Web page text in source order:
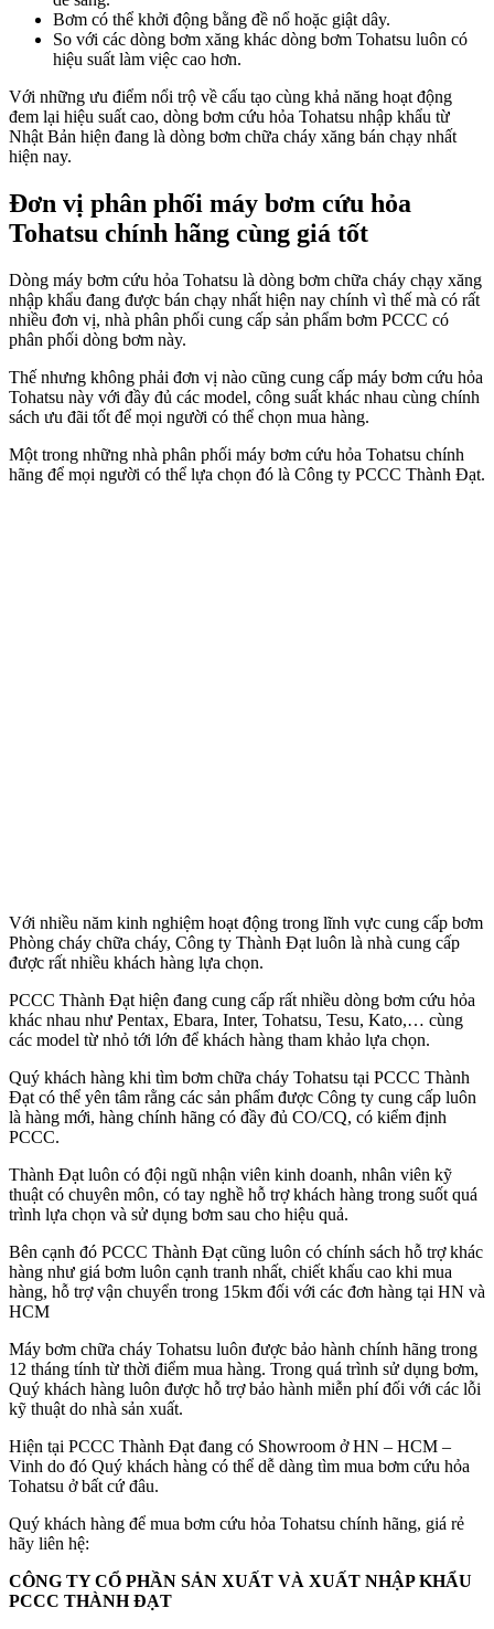
Bơm có thể khởi động bằng đề nổ hoặc giật dây.
So với các dòng bơm xăng khác dòng bơm Tohatsu luôn có
hiệu suất làm việc cao hơn.
Với những ưu điểm nổi trộ về cấu tạo cùng khả năng hoạt động
đem lại hiệu suất cao, dòng bơm cứu hỏa Tohatsu nhập khẩu từ
Nhật Bản hiện đang là dòng bơm chữa cháy xăng bán chạy nhất
hiện nay.
Đơn vị phân phối máy bơm cứu hỏa
Tohatsu chính hãng cùng giá tốt
Dòng máy bơm cứu hỏa Tohatsu là dòng bơm chữa cháy chạy xăng
nhập khẩu đang được bán chạy nhất hiện nay chính vì thế mà có rất
nhiều đơn vị, nhà phân phối cung cấp sản phẩm bơm PCCC có
phân phối dòng bơm này.
Thế nhưng không phải đơn vị nào cũng cung cấp máy bơm cứu hỏa
Tohatsu này với đầy đủ các model, công suất khác nhau cùng chính
sách ưu đãi tốt để mọi người có thể chọn mua hàng.
Một trong những nhà phân phối máy bơm cứu hỏa Tohatsu chính
hãng để mọi người có thể lựa chọn đó là Công ty PCCC Thành Đạt.
Với nhiều năm kinh nghiệm hoạt động trong lĩnh vực cung cấp bơm
Phòng cháy chữa cháy, Công ty Thành Đạt luôn là nhà cung cấp
được rất nhiều khách hàng lựa chọn.
PCCC Thành Đạt hiện đang cung cấp rất nhiều dòng bơm cứu hỏa
khác nhau như Pentax, Ebara, Inter, Tohatsu, Tesu, Kato,… cùng
các model từ nhỏ tới lớn để khách hàng tham khảo lựa chọn.
Quý khách hàng khi tìm bơm chữa cháy Tohatsu tại PCCC Thành
Đạt có thể yên tâm rằng các sản phẩm được Công ty cung cấp luôn
là hàng mới, hàng chính hãng có đầy đủ CO/CQ, có kiểm định
PCCC.
Thành Đạt luôn có đội ngũ nhận viên kinh doanh, nhân viên kỹ
thuật có chuyên môn, có tay nghề hỗ trợ khách hàng trong suốt quá
trình lựa chọn và sử dụng bơm sau cho hiệu quả.
Bên cạnh đó PCCC Thành Đạt cũng luôn có chính sách hỗ trợ khác
hàng như giá bơm luôn cạnh tranh nhất, chiết khấu cao khi mua
hàng, hỗ trợ vận chuyển trong 15km đối với các đơn hàng tại HN và
HCM
Máy bơm chữa cháy Tohatsu luôn được bảo hành chính hãng trong
12 tháng tính từ thời điểm mua hàng. Trong quá trình sử dụng bơm,
Quý khách hàng luôn được hỗ trợ bảo hành miễn phí đối với các lỗi
kỹ thuật do nhà sản xuất.
Hiện tại PCCC Thành Đạt đang có Showroom ở HN – HCM –
Vinh do đó Quý khách hàng có thể dễ dàng tìm mua bơm cứu hỏa
Tohatsu ở bất cứ đâu.
Quý khách hàng để mua bơm cứu hỏa Tohatsu chính hãng, giá rẻ
hãy liên hệ:
CÔNG TY CỔ PHẦN SẢN XUẤT VÀ XUẤT NHẬP KHẨU
PCCC THÀNH ĐẠT